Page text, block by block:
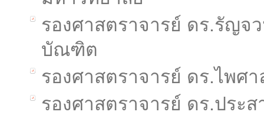
รองศาสตราจารย์ ดร.รัญ
บัณฑิต
รองศาสตราจารย์ ดร.ไพศ
รองศาสตราจารย์ ดร.ประ